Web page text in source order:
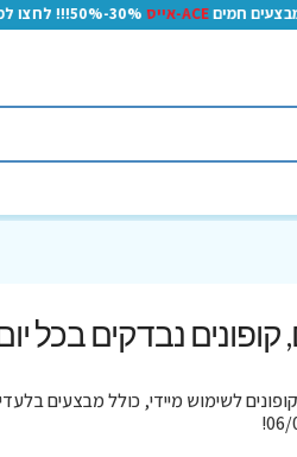
חמיםACE-אייס 30%-50%!!! לחצו למעבר
קופונים נבדקים בכל
לשימוש מיידי, כולל מבצעים